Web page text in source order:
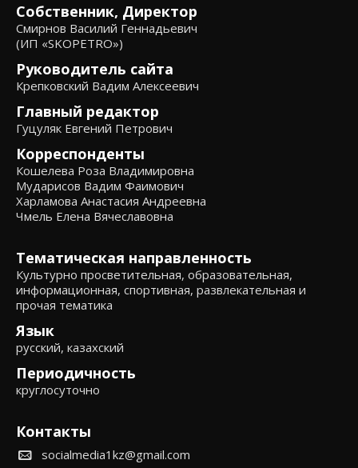
Собственник, Директор
Смирнов Василий Геннадьевич
(ИП «SKOPETRO»)
Руководитель сайта
Крепковский Вадим Алексеевич
Главный редактор
Гуцуляк Евгений Петрович
Корреспонденты
Кошелева Роза Владимировна
Мударисов Вадим Фаимович
Харламова Анастасия Андреевна
Чмель Елена Вячеславовна
Тематическая направленность
Культурно просветительная, образовательная,
информационная, спортивная, развлекательная и
прочая тематика
Язык
русский, казахский
Периодичность
круглосуточно
Контакты
socialmedia1kz@gmail.com